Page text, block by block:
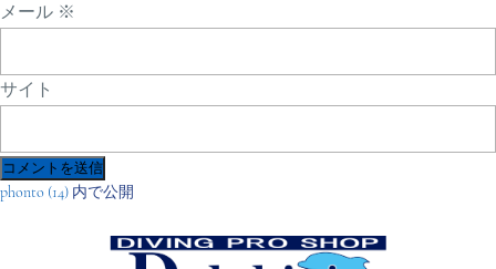
メール ※
サイト
投
phonto (14) 内で公開